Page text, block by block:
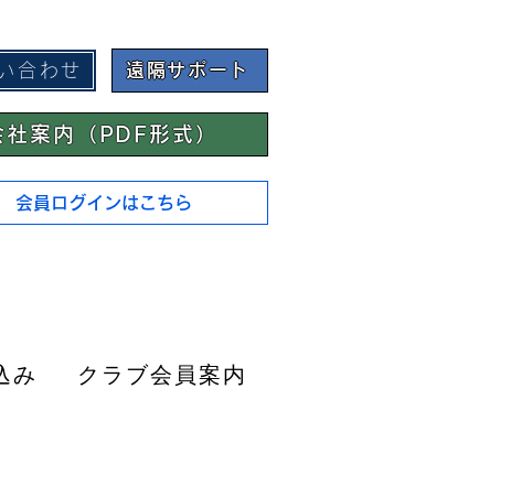
合わせ 遠隔サポート
社案内（PDF形式）
会員ログインはこちら
み クラブ会員案内